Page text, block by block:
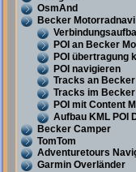
OsmAnd
Becker Motorradnavi
POI an Becker
POI übertragung
POI navigieren
Tracks an
Tracks im
POI mit Content
Aufbau KML POI
Becker Camper
TomTom
Adventuretours
Garmin Overländer